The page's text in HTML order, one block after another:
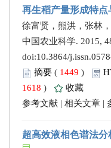
再生稻产量形成特
徐富贤，熊洪，张林
中国农业科学. 2015,
doi:10.3864/
摘要 ( 1449 )
1618 )
收藏
参考文献 | 相关文章 |
超高效液相色谱法